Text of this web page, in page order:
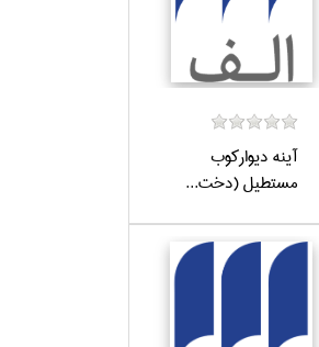
آينه ديواركوب
مستطيل (دخت...